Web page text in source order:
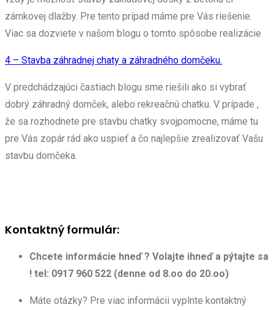
zámkovej dlažby. Pre tento prípad máme pre Vás riešenie.
Viac sa dozviete v našom blogu o tomto spôsobe realizácie
4 – Stavba záhradnej chaty a záhradného domčeku.
V predchádzajúci častiach blogu sme riešili ako si vybrať
dobrý záhradný domček, alebo rekreačnú chatku. V prípade ,
že sa rozhodnete pre stavbu chatky svojpomocne, máme tu
pre Vás zopár rád ako uspieť a čo najlepšie zrealizovať Vašu
stavbu domčeka.
Kontaktný formulár:
Chcete informácie hneď ? Volajte ihneď a pýtajte sa
! tel: 0917 960 522 (denne od 8.oo do 20.oo)
Máte otázky? Pre viac informácii vyplnte kontaktný